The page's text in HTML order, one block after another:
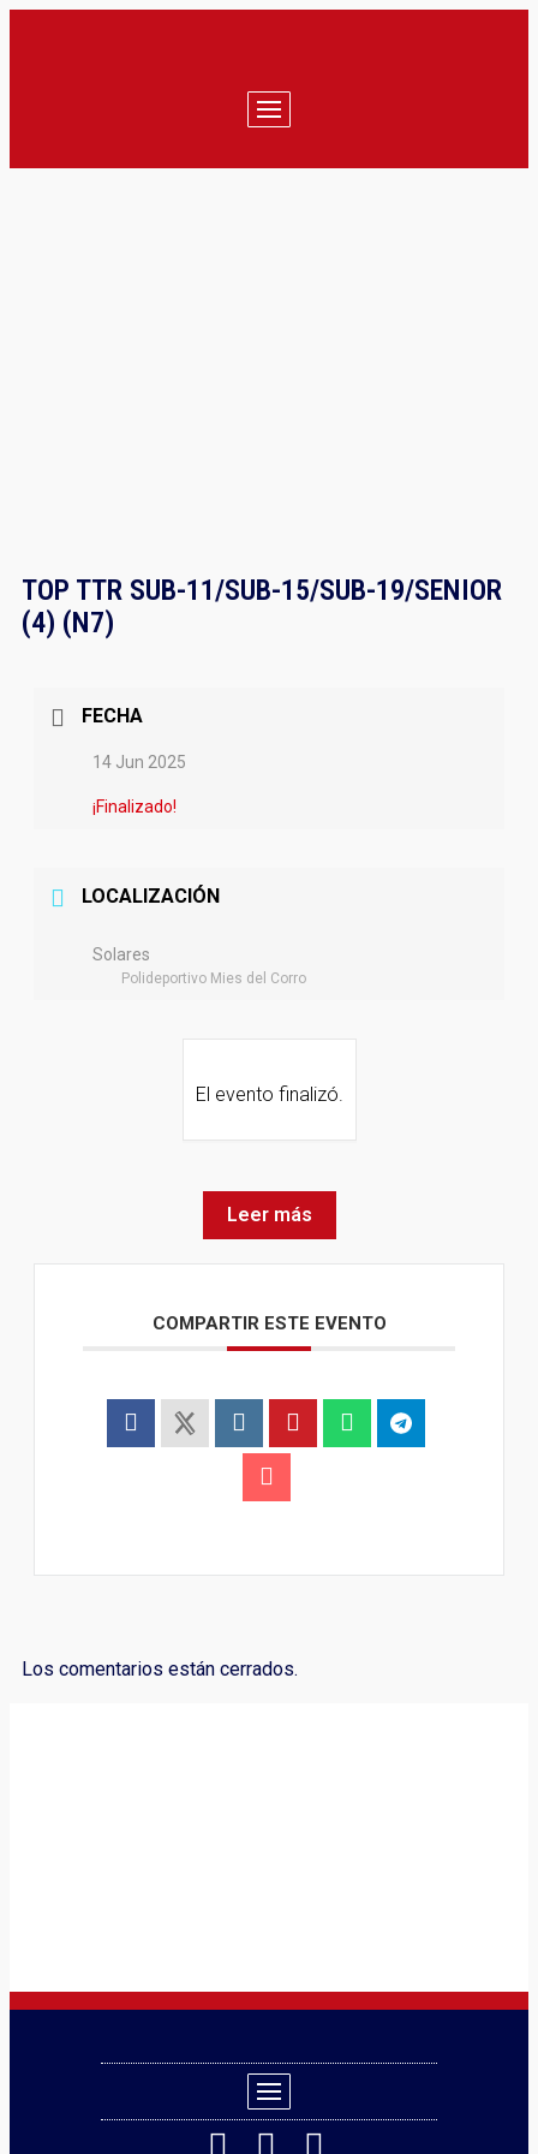
TOP TTR SUB-11/SUB-15/SUB-19/SENIOR
(4) (N7)
FECHA
14 Jun 2025
¡Finalizado!
LOCALIZACIÓN
Solares
Polideportivo Mies del Corro
El evento finalizó.
Leer más
COMPARTIR ESTE EVENTO
Los comentarios están cerrados.